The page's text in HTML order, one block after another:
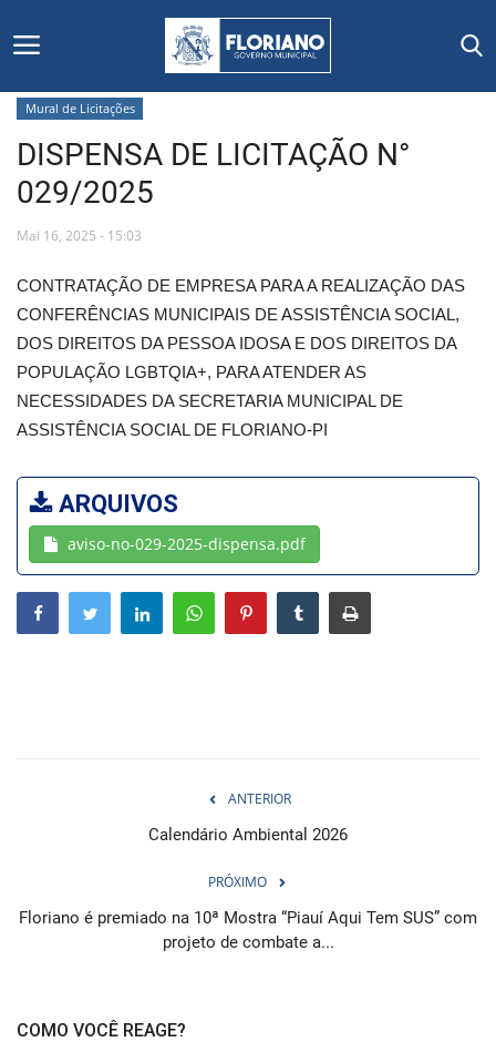
Início
Editais
Secretarias e Órgãos
Mural de Licitações
Notícias
Vídeos
Webmail
Contato
Mural de Licitações
DISPENSA DE LICITAÇÃO N°
029/2025
Mai 16, 2025 - 15:03
CONTRATAÇÃO DE EMPRESA PARA A REALIZAÇÃO DAS
CONFERÊNCIAS MUNICIPAIS DE ASSISTÊNCIA SOCIAL,
DOS DIREITOS DA PESSOA IDOSA E DOS DIREITOS DA
POPULAÇÃO LGBTQIA+, PARA ATENDER AS
NECESSIDADES DA SECRETARIA MUNICIPAL DE
ASSISTÊNCIA SOCIAL DE FLORIANO-PI
ARQUIVOS
aviso-no-029-2025-dispensa.pdf
ANTERIOR
Calendário Ambiental 2026
PRÓXIMO
Floriano é premiado na 10ª Mostra “Piauí Aqui Tem SUS” com
projeto de combate a...
COMO VOCÊ REAGE?